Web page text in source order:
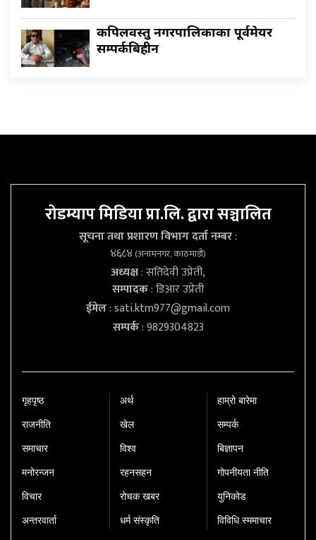
कपिलवस्तु नगरपालिकाका पूर्वमेयर
सम्पर्कबिहीन
रोडम्याप मिडिया प्रा.लि. द्वारा सञ्चालित
सूचना तथा प्रशारण विभाग दर्ता नम्बर:
४६८४(अनामनगर, काठमाडौं)
अध्यक्ष: सतिदेवी उप्रेती,
सम्पादक: डिआर उप्रेती
ईमेल:sati.ktm977@gmail.com
सम्पर्क: 9829304823
गृहपृष्‍ठ
राजनीति
समाचार
मनोरन्जन
विचार
अन्तरवार्ता
अर्थ
खेल
विश्व
रहनसहन
रोचक खबर
धर्म संस्कृति
हाम्रो बारेमा
सम्पर्क
बिज्ञापन
गोपनीयता नीति
युनिकोड
विविधि स्ममाचार